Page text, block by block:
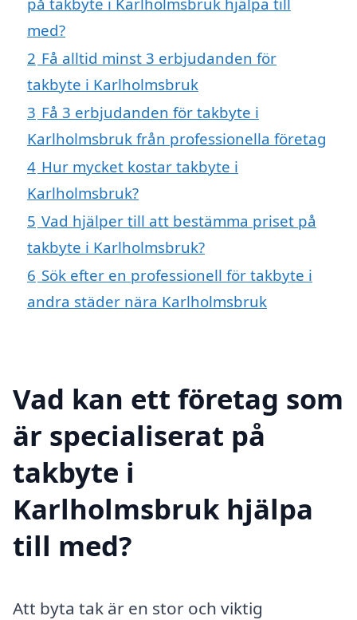
med?
2 Få alltid minst 3 erbjudanden för
takbyte i Karlholmsbruk
3 Få 3 erbjudanden för takbyte i
Karlholmsbruk från professionella företag
4 Hur mycket kostar takbyte i
Karlholmsbruk?
5 Vad hjälper till att bestämma priset på
takbyte i Karlholmsbruk?
6 Sök efter en professionell för takbyte i
andra städer nära Karlholmsbruk
Vad kan ett företag som
är specialiserat på
takbyte i
Karlholmsbruk hjälpa
till med?
Att byta tak är en stor och viktig